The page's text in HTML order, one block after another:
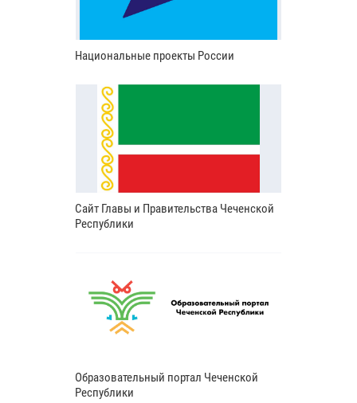
Национальные проекты России
Сайт Главы и Правительства Чеченской
Республики
Образовательный портал Чеченской
Республики